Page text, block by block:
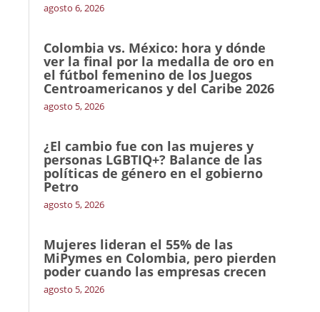
agosto 6, 2026
Colombia vs. México: hora y dónde
ver la final por la medalla de oro en
el fútbol femenino de los Juegos
Centroamericanos y del Caribe 2026
agosto 5, 2026
¿El cambio fue con las mujeres y
personas LGBTIQ+? Balance de las
políticas de género en el gobierno
Petro
agosto 5, 2026
Mujeres lideran el 55% de las
MiPymes en Colombia, pero pierden
poder cuando las empresas crecen
agosto 5, 2026